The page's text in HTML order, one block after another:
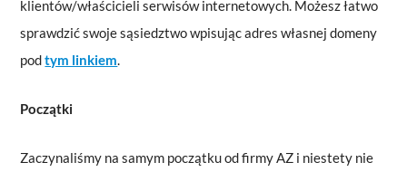
klientów/właścicieli serwisów internetowych. Możesz łatwo
sprawdzić swoje sąsiedztwo wpisując adres własnej domeny
podtym linkiem.
Początki
Zaczynaliśmy na samym początku od firmy AZ i niestety nie